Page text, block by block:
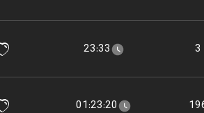
23:33
01:23:20